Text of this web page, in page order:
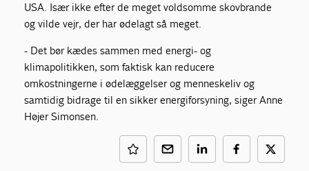
USA. Især ikke efter de meget voldsomme skovbrande
og vilde vejr, der har ødelagt så meget.
- Det bør kædes sammen med energi- og
klimapolitikken, som faktisk kan reducere
omkostningerne i ødelæggelser og menneskeliv og
samtidig bidrage til en sikker energiforsyning, siger Anne
Højer Simonsen.